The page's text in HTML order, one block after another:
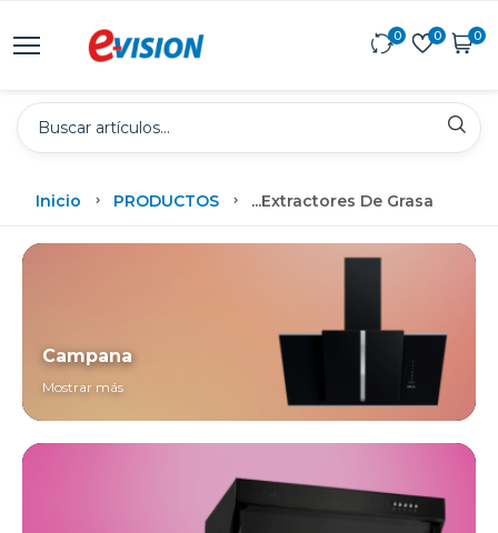
0 0 0
Inicio PRODUCTOS ...Extractores De Grasa
Campana
Mostrar más